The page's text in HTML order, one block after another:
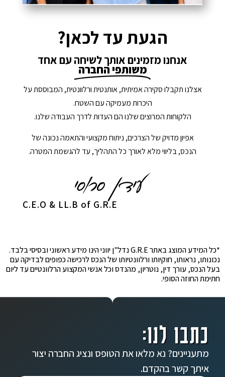
הגעת עד לכאן?
אנחנו מזמינים אותך לשיחה עם אחד
משותפי החברה
אצלנו תקבלו סקירה אמיתית, אותנטית ורלוונטית, המבוססת על
היכרות מעמיקה עם השטח.
הלקוחות המרוצים שלנו הם העדות לדרך העבודה שלנו.
אפיון מדויק של הצרכים, ניתוח מקצועי והתאמה נכונה של
הנכס, בליווי מלא לאורך כל התהליך, עד להגשמת המטרה.
C.E.O & LL.B of G.R.E
*כל המידע המוצג באתר G.R.E נדל"ן יווני הינו מידע ראשוני ובסיסי בלבד.
נכונותו, נראותו, חוקיותו ורלוונטיותו של הנכס לרכישה כפופים לבדיקה עם
בעל הנכס, עורך דין, נוטריון, מהנדס וכל אנשי המקצוע הרלוונטיים עד ליום
חתימת החוזה הסופי.
כתבו לנו:
מתעניינים? נא מלאו את הטופס ונציג החברה יצור
איתך קשר בהקדם.